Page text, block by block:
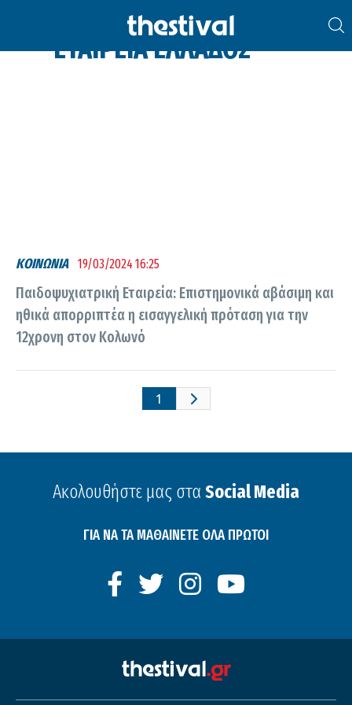
ΠΑΙΔΟΨΥΧΙΑΤΡΙΚΉ
ΕΤΑΙΡΕΊΑ ΕΛΛΆΔΟΣ
ΚΟΙΝΩΝΙΑ 19/03/2024 16:25
Παιδοψυχιατρική Εταιρεία: Επιστημονικά αβάσιμη και
ηθικά απορριπτέα η εισαγγελική πρόταση για την
12χρονη στον Κολωνό
1
Ακολουθήστε μας στα Social Media
ΓΙΑ ΝΑ ΤΑ ΜΑΘΑΙΝΕΤΕ ΟΛΑ ΠΡΩΤΟΙ